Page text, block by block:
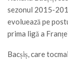
sezonul 2015-
evoluează pe
prima ligă a
Bacșiș, care